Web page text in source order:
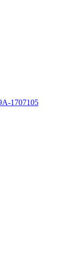
1707105